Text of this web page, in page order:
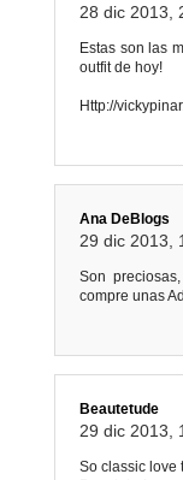
28 dic 2013,
Estas son las
outfit de hoy!
Http://
Ana DeBlogs
29 dic 2013,
Son
compre unas
Beautetude
29 dic 2013,
So classic love